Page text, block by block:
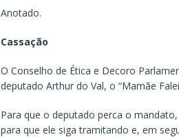
Anotado.
Cassação
O Conselho de Ética e Decoro
deputado Arthur do Val, o “Mamãe
Para que o deputado perca o
para que ele siga tramitando e, em